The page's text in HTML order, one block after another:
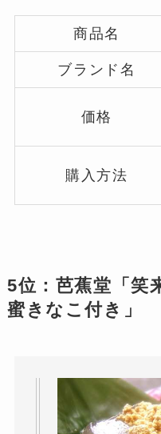
商品名
ブランド名
価格
購入方法
5位：芭蕉堂「
蜜きなこ付き」